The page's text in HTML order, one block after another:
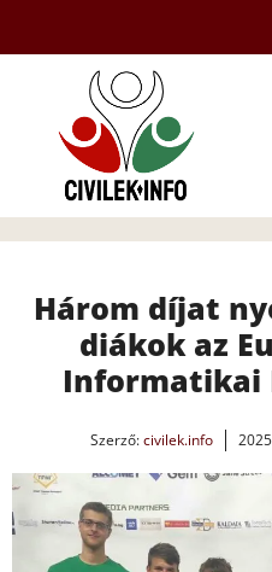
tartalomba
Három díjat
diákok az
Informatikai
Szerző:civilek.info